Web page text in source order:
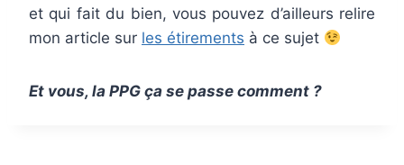
et qui fait du bien, vous pouvez d’ailleurs relire
mon article sur les étirements à ce sujet
Et vous, la PPG ça se passe comment ?